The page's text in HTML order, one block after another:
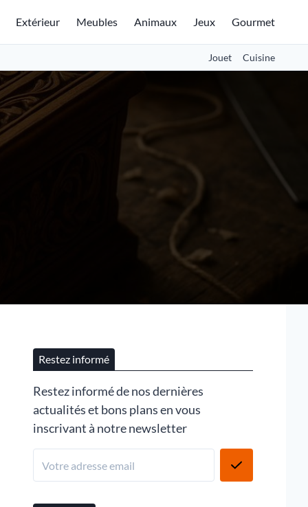
Extérieur Meubles Animaux Jeux Gourmet
Jouet Cuisine
Restez informé
Restez informé de nos dernières
actualités et bons plans en vous
inscrivant à notre newsletter